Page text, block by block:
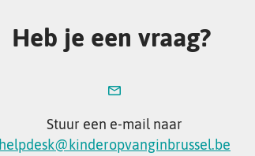
Heb je een vraag?
Stuur een e-mail naar
helpdesk@kinderopvanginbrussel.be